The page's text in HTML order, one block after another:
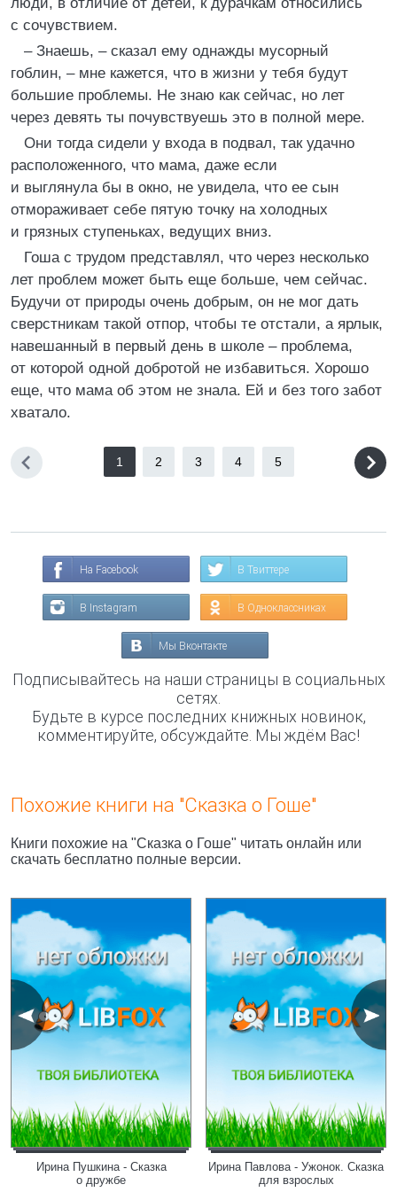
с сочувствием.
– Знаешь, – сказал ему однажды мусорный
гоблин, – мне кажется, что в жизни у тебя будут
большие проблемы. Не знаю как сейчас, но лет
через девять ты почувствуешь это в полной мере.
Они тогда сидели у входа в подвал, так удачно
расположенного, что мама, даже если
и выглянула бы в окно, не увидела, что ее сын
отмораживает себе пятую точку на холодных
и грязных ступеньках, ведущих вниз.
Гоша с трудом представлял, что через несколько
лет проблем может быть еще больше, чем сейчас.
Будучи от природы очень добрым, он не мог дать
сверстникам такой отпор, чтобы те отстали, а ярлык,
навешанный в первый день в школе – проблема,
от которой одной добротой не избавиться. Хорошо
еще, что мама об этом не знала. Ей и без того забот
хватало.
1 2 3 4 5
На Facebook В Твиттере
В Instagram В Одноклассниках
Мы Вконтакте
Подписывайтесь на наши страницы в социальных
сетях.
Будьте в курсе последних книжных новинок,
комментируйте, обсуждайте. Мы ждём Вас!
Похожие книги на "Сказка о Гоше"
Книги похожие на "Сказка о Гоше" читать онлайн или
скачать бесплатно полные версии.
Ирина Пушкина - Сказка
о дружбе
Ирина Павлова - Ужонок. Сказка
для взрослых